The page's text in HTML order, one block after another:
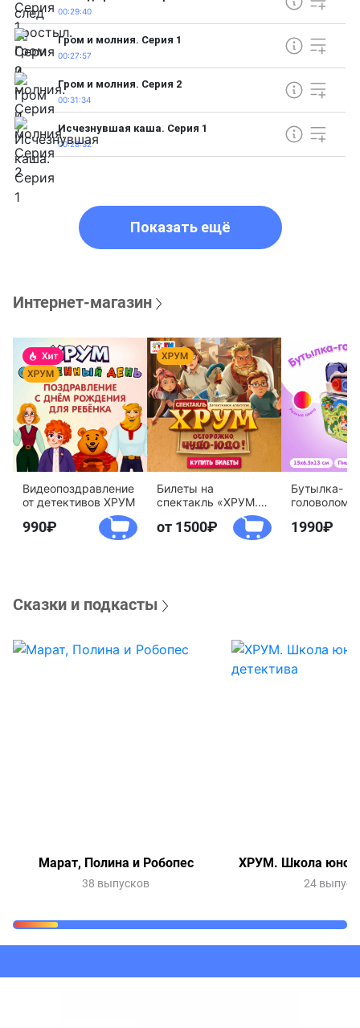
00:29:40
Гром и молния. Серия 1
00:27:57
Гром и молния. Серия 2
00:31:34
Исчезнувшая каша. Серия 1
00:28:32
Показать ещё
Интернет-магазин
Видеопоздравление
от детективов ХРУМ
990
Билеты на
спектакль «ХРУМ.
Осторожно, Чудо-
Юдо!»
от 1500
Бутылка-
агентство
1990
Сказки и подкасты
Марат, Полина и Робопес
38 выпусков
ХРУМ. Школа
24